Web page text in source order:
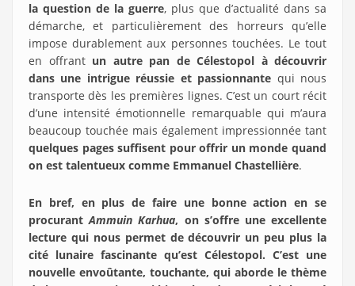
la question de la guerre, plus que d’actualité dans sa
démarche, et particulièrement des horreurs qu’elle
impose durablement aux personnes touchées. Le tout
en offrant un autre pan de Célestopol à découvrir
dans une intrigue réussie et passionnante qui nous
transporte dès les premières lignes. C’est un court récit
d’une intensité émotionnelle remarquable qui m’aura
beaucoup touchée mais également impressionnée tant
quelques pages suffisent pour offrir un monde quand
on est talentueux comme Emmanuel Chastellière.
En bref, en plus de faire une bonne action en se
procurantAmmuin Karhua, on s’offre une excellente
lecture qui nous permet de découvrir un peu plus la
cité lunaire fascinante qu’est Célestopol. C’est une
nouvelle envoûtante, touchante, qui aborde le thème